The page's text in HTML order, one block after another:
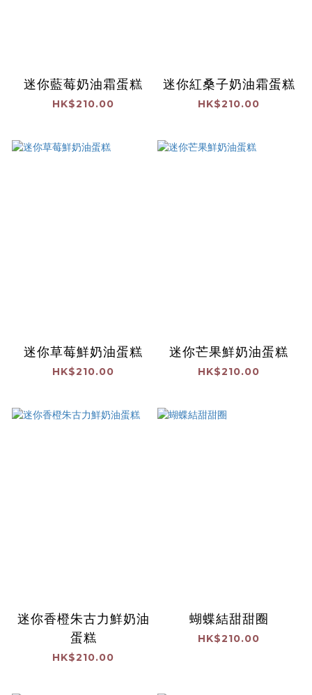
迷你藍莓奶油霜蛋糕
HK$210.00
迷你紅桑子奶油霜蛋糕
HK$210.00
迷你草莓鮮奶油蛋糕
HK$210.00
迷你芒果鮮奶油蛋糕
HK$210.00
迷你香橙朱古力鮮奶油
蛋糕
HK$210.00
蝴蝶結甜甜圈
HK$210.00